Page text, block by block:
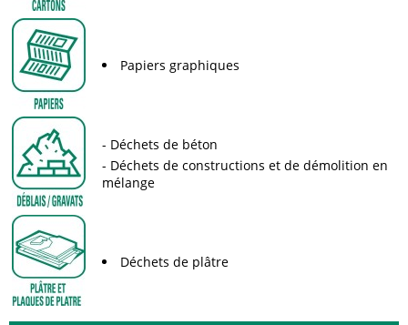
Papiers graphiques
Déchets de béton
Déchets de constructions et de démolition en
mélange
Déchets de plâtre